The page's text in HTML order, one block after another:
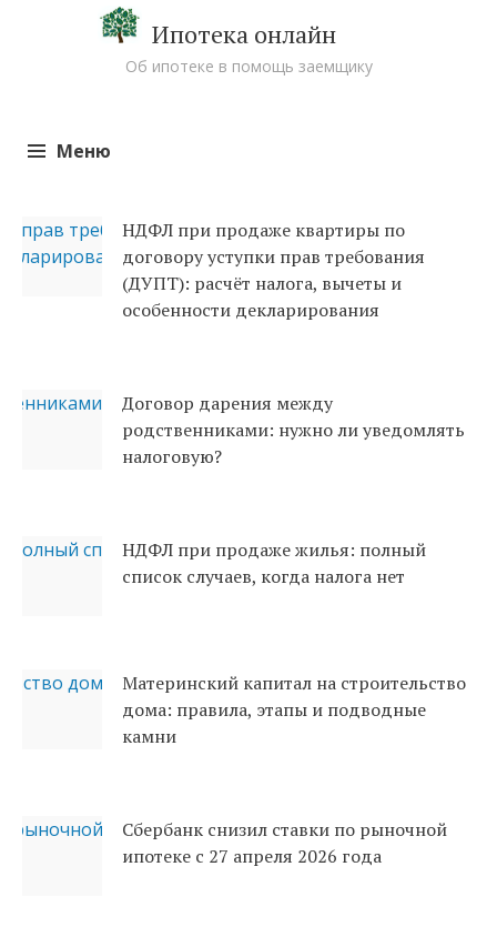
Ипотека онлайн
Об ипотеке в помощь заемщику
Меню
НДФЛ при продаже квартиры по
договору уступки прав требования
(ДУПТ): расчёт налога, вычеты и
особенности декларирования
Договор дарения между
родственниками: нужно ли уведомлять
налоговую?
НДФЛ при продаже жилья: полный
список случаев, когда налога нет
Материнский капитал на строительство
дома: правила, этапы и подводные
камни
Сбербанк снизил ставки по рыночной
ипотеке с 27 апреля 2026 года